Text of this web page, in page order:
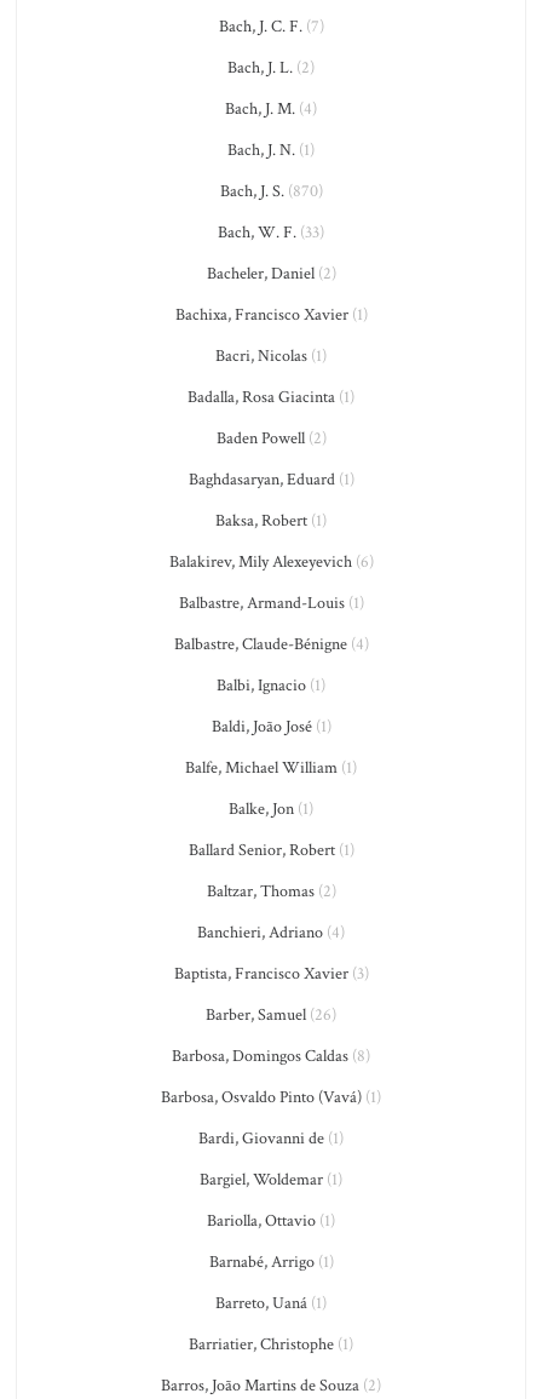
Bach, J. C. F.(7)
Bach, J. L. (2)
Bach, J. M. (4)
Bach, J. N. (1)
Bach, J. S.(870)
Bach, W. F. (33)
Bacheler, Daniel(2)
Bachixa, Francisco Xavier(1)
Bacri, Nicolas (1)
Badalla, Rosa Giacinta (1)
Baden Powell(2)
Baghdasaryan, Eduard(1)
Baksa, Robert (1)
Balakirev, Mily Alexeyevich(6)
Balbastre, Armand-Louis(1)
Balbastre, Claude-Bénigne(4)
Balbi, Ignacio (1)
Baldi, João José(1)
Balfe, Michael William (1)
Balke, Jon (1)
Ballard Senior, Robert(1)
Baltzar, Thomas(2)
Banchieri, Adriano (4)
Baptista, Francisco Xavier(3)
Barber, Samuel (26)
Barbosa, Domingos Caldas (8)
Barbosa, Osvaldo Pinto (Vavá) (1)
Bardi, Giovanni de (1)
Bargiel, Woldemar (1)
Bariolla, Ottavio (1)
Barnabé, Arrigo(1)
Barreto, Uaná (1)
Barriatier, Christophe (1)
Barros, João Martins de Souza (2)